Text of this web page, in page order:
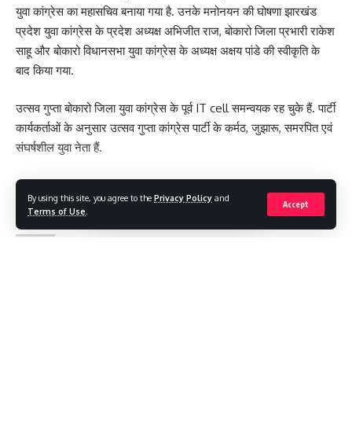
By using this site, you agree to the Privacy Policy and
Terms of Use
Accept
युवा कांग्रेस का महासचिव बनाया गया है. उनके मनोनयन की घोषणा झारखंड
प्रदेश युवा कांग्रेस के प्रदेश अध्यक्ष अभिजीत राज, बोकारो जिला प्रभारी राकेश
साहू और बोकारो विधानसभा युवा कांग्रेस के अध्यक्ष अक्षय पांडे की स्वीकृति के
बाद किया गया.
उत्सव गुप्ता बोकारो जिला युवा कांग्रेस के पूर्व IT cell समन्वयक रह चुके हैं. पार्टी
कार्यकर्ताओं के अनुसार उत्सव गुप्ता कांग्रेस पार्टी के कर्मठ, जुझारू, समरपित एवं
संघर्षशील युवा नेता हैं.